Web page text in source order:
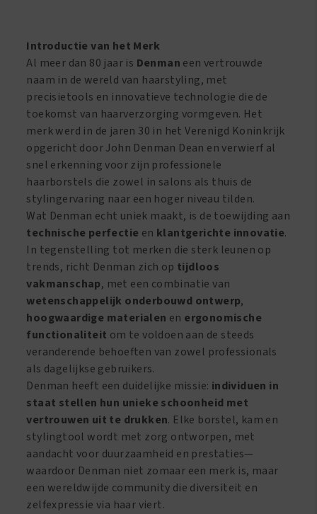
Rainbow
aantal
Wit
-
300
ml
aantal
Introductie van het Merk
Al meer dan 80 jaar is Denman een vertrouwde
naam in de wereld van haarstyling, met
precisietools en innovatieve technologie die de
toekomst van haarverzorging vormgeven. Het
merk werd in de jaren 30 in het Verenigd Koninkrijk
opgericht door John Denman Dean en verwierf al
snel erkenning voor zijn professionele
haarborstels die zowel in salons als thuis de
stylingervaring naar een hoger niveau tilden.
Wat Denman echt uniek maakt, is de toewijding aan
technische perfectie en klantgerichte innovatie.
In tegenstelling tot merken die sterk leunen op
trends, richt Denman zich op tijdloos
vakmanschap, met een combinatie van
wetenschappelijk onderbouwd ontwerp,
hoogwaardige materialen en ergonomische
functionaliteit om te voldoen aan de steeds
veranderende behoeften van zowel professionals
als dagelijkse gebruikers.
Denman heeft een duidelijke missie: individuen in
staat stellen hun unieke schoonheid met
vertrouwen uit te drukken. Elke borstel, kam en
stylingtool wordt met zorg ontworpen, met
aandacht voor duurzaamheid en prestaties—
waardoor Denman niet zomaar een merk is, maar
een wereldwijde community die diversiteit en
zelfexpressie via haar viert.